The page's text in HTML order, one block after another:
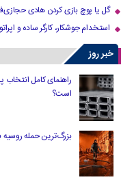
گل یا پوچ بازی کردن هادی
استخدام جوشکار، کارگر ساده و
خبر روز
راهنمای کامل انتخاب
است؟
بزرگ‌ترین حمله روسیه